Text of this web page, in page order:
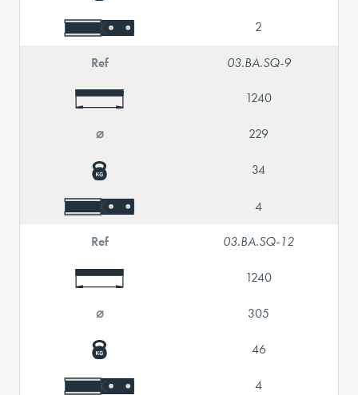
2
Ref 03.BA.SQ-9
1240
⌀ 229
34
4
Ref 03.BA.SQ-12
1240
⌀ 305
46
4